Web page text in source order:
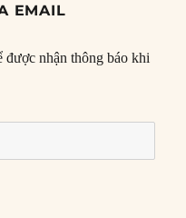
EMAIL
được nhận thông báo khi